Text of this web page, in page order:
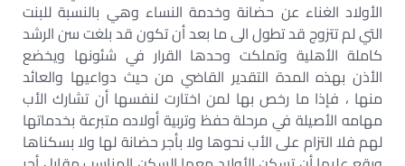
الأولاد الغناء عن حضانة وخدمة النساء وهي بالنسبة للبنت
التي لم تتزوج قد تطول الى ما بعد أن تكون قد بلغت سن الرشد
كاملة الأهلية وتملكت وحدها القرار في شئونها ويخضع
الأذن بهذه المدة التقدير القاضي من حيث دواعيها والعائد
منها ، فإذا ما رخص بها لمن اختارت لنفسها أن تشارك الأب
مهامه الأصيلة في مرحلة حفظ وتربية أولاده متبرعة بخدماتها
لهم فلا التزام على الأب نحوها ولا بأجر حضانة لها ولا بسكناها